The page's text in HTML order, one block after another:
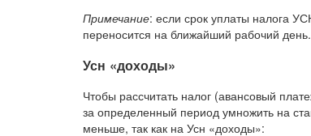
Примечание: если срок уплаты налога
переносится на ближайший рабочий день.
Усн «доходы»
Чтобы рассчитать налог (авансовый
за определенный период умножить на
меньше, так как на Усн «доходы»: